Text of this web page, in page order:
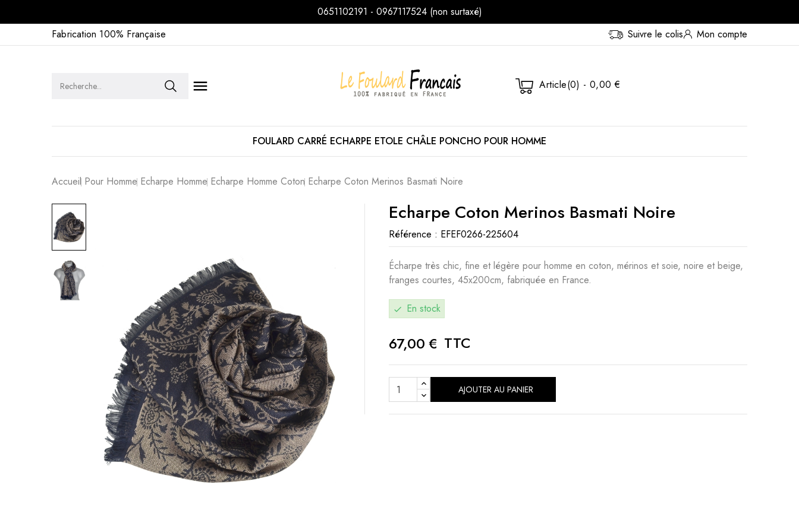
0651102191 - 0967117524 (non surtaxé)
Fabrication 100% Française
Suivre le colis Mon compte
 Article(0) - 0,00 €
FOULARD CARRÉ ECHARPE ETOLE CHÂLE PONCHO POUR HOMME
Accueil Pour Homme Echarpe Homme Echarpe Homme Coton Echarpe Coton Merinos Basmati Noire
Echarpe Coton Merinos Basmati Noire
Référence : EFEF0266-225604
Écharpe très chic, fine et légère pour homme en coton, mérinos et soie, noire et beige,
franges courtes, 45x200cm, fabriquée en France.
check En stock
67,00 € TTC
AJOUTER AU PANIER